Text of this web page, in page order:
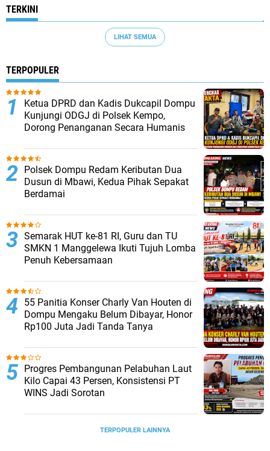
TERKINI
LIHAT SEMUA
TERPOPULER
Ketua DPRD dan Kadis Dukcapil Dompu
Kunjungi ODGJ di Polsek Kempo,
Dorong Penanganan Secara Humanis
Polsek Dompu Redam Keributan Dua
Dusun di Mbawi, Kedua Pihak Sepakat
Berdamai
Semarak HUT ke-81 RI, Guru dan TU
SMKN 1 Manggelewa Ikuti Tujuh Lomba
Penuh Kebersamaan
55 Panitia Konser Charly Van Houten di
Dompu Mengaku Belum Dibayar, Honor
Rp100 Juta Jadi Tanda Tanya
Progres Pembangunan Pelabuhan Laut
Kilo Capai 43 Persen, Konsistensi PT
WINS Jadi Sorotan
TERPOPULER LAINNYA